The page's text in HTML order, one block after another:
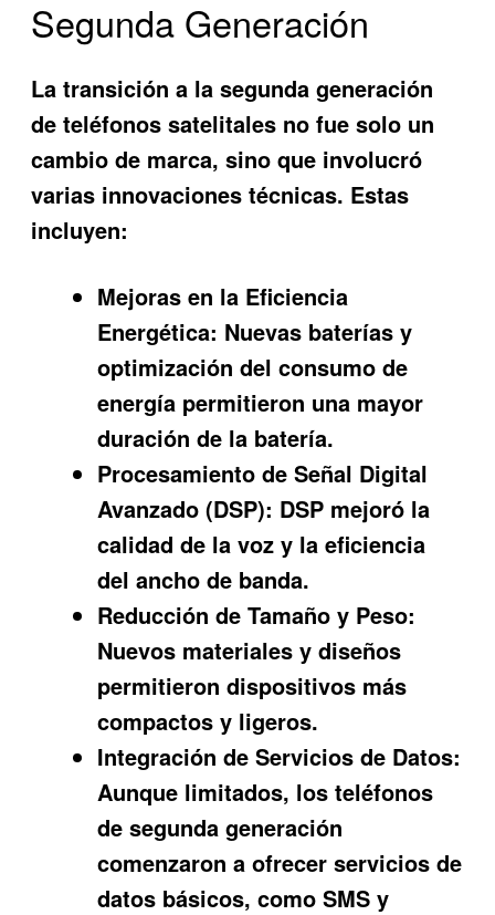
Segunda Generación
La transición a la segunda generación
de teléfonos satelitales no fue solo un
cambio de marca, sino que involucró
varias innovaciones técnicas. Estas
incluyen:
Mejoras en la Eficiencia
Energética: Nuevas baterías y
optimización del consumo de
energía permitieron una mayor
duración de la batería.
Procesamiento de Señal Digital
Avanzado (DSP): DSP mejoró la
calidad de la voz y la eficiencia
del ancho de banda.
Reducción de Tamaño y Peso:
Nuevos materiales y diseños
permitieron dispositivos más
compactos y ligeros.
Integración de Servicios de Datos:
Aunque limitados, los teléfonos
de segunda generación
comenzaron a ofrecer servicios de
datos básicos, como SMS y